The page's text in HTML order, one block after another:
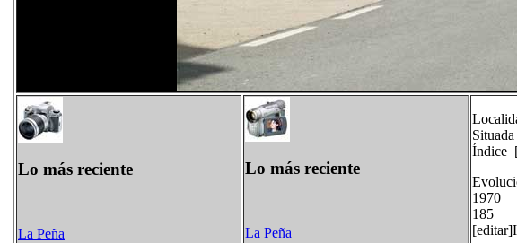
Lo más reciente
La Peña
Lo más reciente
La Peña
Índice